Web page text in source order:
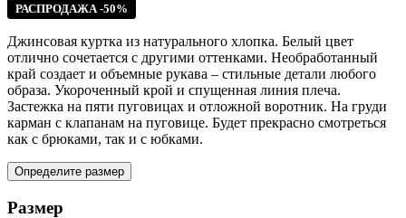
РАСПРОДАЖА -50%
Джинсовая куртка из натурального хлопка. Белый цвет
отлично сочетается с другими оттенками. Необработанный
край создает и объемные рукава – стильные детали любого
образа. Укороченный крой и спущенная линия плеча.
Застежка на пяти пуговицах и отложной воротник. На груди
карман с клапанам на пуговице. Будет прекрасно смотреться
как с брюками, так и с юбками.
Определите размер
Размер